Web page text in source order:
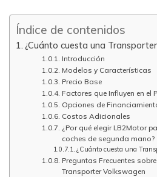
Índice de contenidos
¿Cuánto cuesta una
Introducción
Modelos y Características
Precio Base
Factores que Influyen en el
Opciones de
Costos Adicionales
¿Por qué elegir LB2Motor
coches de segunda mano?
¿Cuánto cuesta una
Preguntas Frecuentes
Transporter Volkswagen